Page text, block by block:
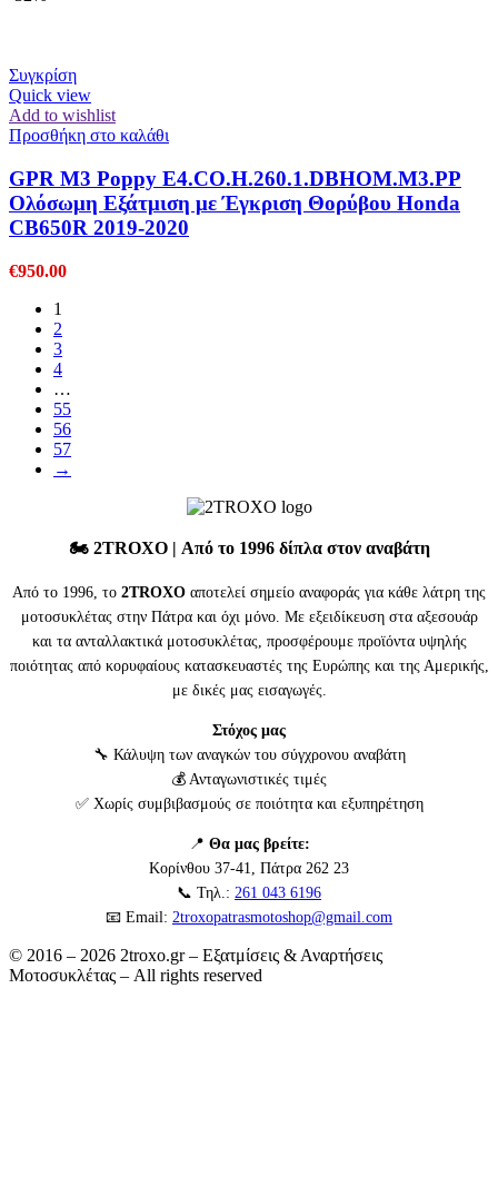
Συγκρίση
Quick view
Add to wishlist
Προσθήκη στο καλάθι
GPR M3 Poppy E4.CO.H.260.1.DBHOM.M3.PP
Ολόσωμη Εξάτμιση με Έγκριση Θορύβου Honda
CB650R 2019-2020
€950.00
1
2
3
4
…
55
56
57
→
🏍️ 2TROXO| Από το 1996 δίπλα στον αναβάτη
Από το 1996, το 2TROXO αποτελεί σημείο αναφοράς για κάθε λάτρη της
μοτοσυκλέτας στην Πάτρα και όχι μόνο. Με εξειδίκευση στα αξεσουάρ
και τα ανταλλακτικά μοτοσυκλέτας, προσφέρουμε προϊόντα υψηλής
ποιότητας από κορυφαίους κατασκευαστές της Ευρώπης και της Αμερικής,
με δικές μας εισαγωγές.
Στόχος μας
🔧 Κάλυψη των αναγκών του σύγχρονου αναβάτη
💰 Ανταγωνιστικές τιμές
✅ Χωρίς συμβιβασμούς σε ποιότητα και εξυπηρέτηση
📍 Θα μας βρείτε:
Κορίνθου 37-41, Πάτρα 262 23
📞 Τηλ.: 261 043 6196
📧 Email: 2troxopatrasmotoshop@gmail.com
© 2016 – 2026 2troxo.gr – Εξατμίσεις & Αναρτήσεις
Μοτοσυκλέτας – All rights reserved